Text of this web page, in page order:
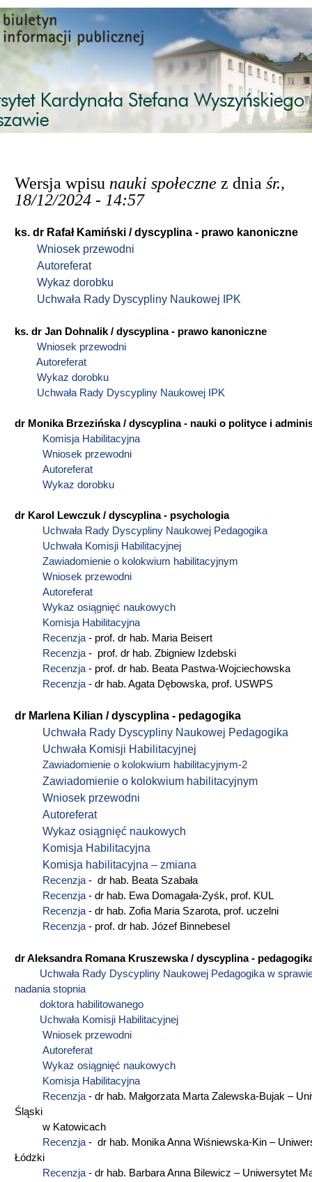
Przejdź do treści
Wersja wpisu nauki społeczne z dnia śr.,
18/12/2024 - 14:57
ks. dr Rafał Kamiński / dyscyplina - prawo kanoniczne
Wniosek przewodni
Autoreferat
Wykaz dorobku
Uchwała Rady Dyscypliny Naukowej IPK
ks. dr Jan Dohnalik / dyscyplina - prawo kanoniczne
Wniosek przewodni
Autoreferat
Wykaz dorobku
Uchwała Rady Dyscypliny Naukowej IPK
dr Monika Brzezińska / dyscyplina - nauki o polityce i
Komisja Habilitacyjna
Wniosek przewodni
Autoreferat
Wykaz dorobku
dr Karol Lewczuk / dyscyplina - psychologia
Uchwała Rady Dyscypliny Naukowej Pedagogika
Uchwała Komisji Habilitacyjnej
Zawiadomienie o kolokwium habilitacyjnym
Wniosek przewodni
Autoreferat
Wykaz osiągnięć naukowych
Komisja Habilitacyjna
Recenzja - prof. dr hab. Maria Beisert
Recenzja - prof. dr hab. Zbigniew Izdebski
Recenzja - prof. dr hab. Beata Pastwa-Wojciechowska
Recenzja - dr hab. Agata Dębowska, prof. USWPS
dr Marlena Kilian / dyscyplina - pedagogika
Uchwała Rady Dyscypliny Naukowej Pedagogika
Uchwała Komisji Habilitacyjnej
Zawiadomienie o kolokwium habilitacyjnym-2
Zawiadomienie o kolokwium habilitacyjnym
Wniosek przewodni
Autoreferat
Wykaz osiągnięć naukowych
Komisja Habilitacyjna
Komisja habilitacyjna – zmiana
Recenzja - dr hab. Beata Szabała
Recenzja - dr hab. Ewa Domagała-Zyśk, prof. KUL
Recenzja - dr hab. Zofia Maria Szarota, prof. uczelni
Recenzja - prof. dr hab. Józef Binnebesel
dr Aleksandra Romana Kruszewska / dyscyplina -
Uchwała Rady Dyscypliny Naukowej Pedagogika w
nadania stopnia
doktora habilitowanego
Uchwała Komisji Habilitacyjnej
Wniosek przewodni
Autoreferat
Wykaz osiągnięć naukowych
Komisja Habilitacyjna
Recenzja - dr hab. Małgorzata Marta Zalewska-Bujak –
Śląski
w Katowicach
Recenzja - dr hab. Monika Anna Wiśniewska-Kin –
Łódzki
Recenzja - dr hab. Barbara Anna Bilewicz – Uniwersytet